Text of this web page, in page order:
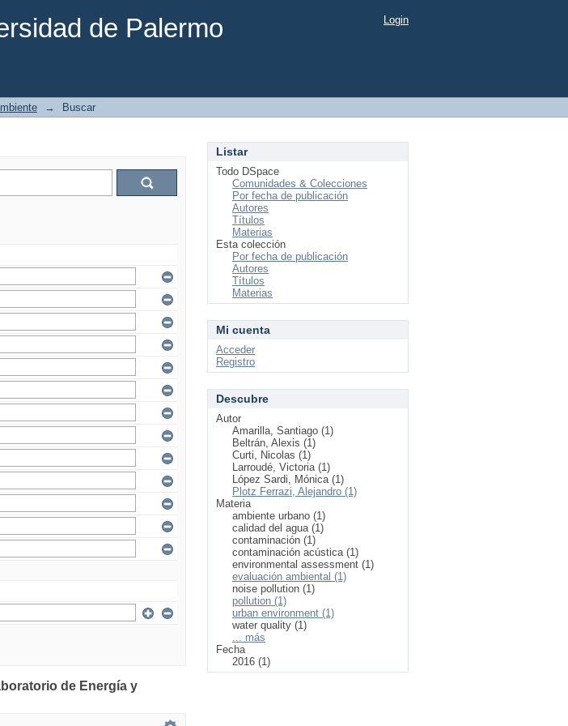
de Palermo Login
→ Buscar
de Energía y
Listar
Todo DSpace
Comunidades & Colecciones
Por fecha de publicación
Autores
Títulos
Materias
Esta colección
Por fecha de publicación
Autores
Títulos
Materias
Mi cuenta
Acceder
Registro
Descubre
Autor
Amarilla, Santiago (1)
Beltrán, Alexis (1)
Curti, Nicolas (1)
Larroudé, Victoria (1)
López Sardi, Mónica (1)
Plotz Ferrazi, Alejandro (1)
Materia
ambiente urbano (1)
calidad del agua (1)
contaminación (1)
contaminación acústica (1)
environmental assessment (1)
evaluación ambiental (1)
noise pollution (1)
pollution (1)
urban environment (1)
water quality (1)
... más
Fecha
2016 (1)